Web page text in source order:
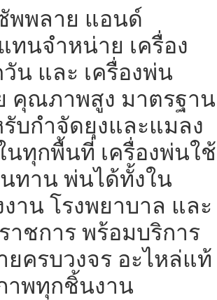
พพลาย แอนด์
ทนจำหน่าย เครื่อง
น และ เครื่องพ่น
คุณภาพสูง มาตรฐาน
บกำจัดยุงและแมลง
นทุกพื้นที่ เครื่องพ่นใช้
ทาน พ่นได้ทั้งใน
าน โรงพยาบาล และ
าชการ พร้อมบริการ
ยครบวงจร อะไหล่แท้
พทุกชิ้นงาน